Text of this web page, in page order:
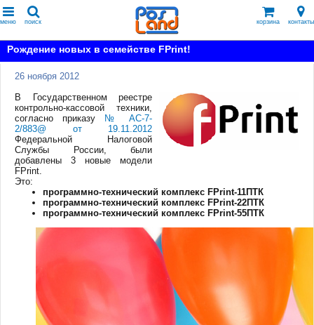
меню поиск корзина контакты
Рождение новых в семействе FPrint!
26 ноября 2012
В Государственном реестре
контрольно-кассовой техники,
согласно приказу
№ АС-7-
2/883@ от 19.11.2012
Федеральной Налоговой
Службы России, были
добавлены 3 новые модели
FPrint.
Это:
программно-технический комплекс FPrint-11ПТК
программно-технический комплекс FPrint-22ПТК
программно-технический комплекс FPrint-55ПТК